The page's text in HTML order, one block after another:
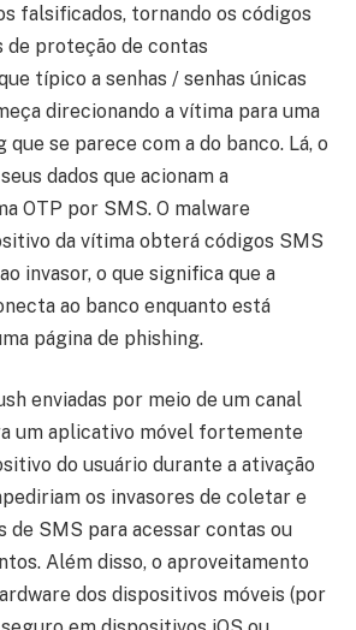
falsificados, tornando os códigos
proteção de contas
típico a senhas / senhas únicas
direcionando a vítima para uma
que se parece com a do banco. Lá, o
dados que acionam a
OTP por SMS. O malware
da vítima obterá códigos SMS
invasor, o que significa que a
ao banco enquanto está
página de phishing.
enviadas por meio de um canal
um aplicativo móvel fortemente
do usuário durante a ativação
os invasores de coletar e
de SMS para acessar contas ou
Além disso, o aproveitamento
dos dispositivos móveis (por